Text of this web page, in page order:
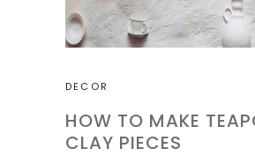
DECOR
HOW TO MAKE
CLAY PIECES